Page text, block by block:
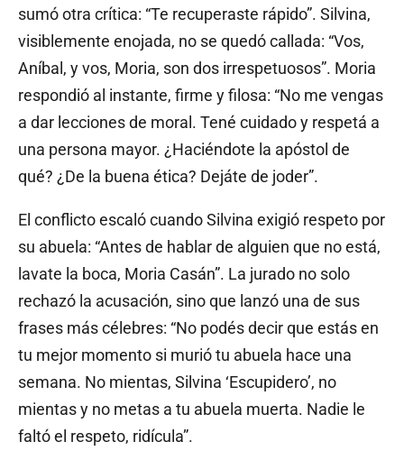
sumó otra crítica: “Te recuperaste rápido”. Silvina,
visiblemente enojada, no se quedó callada: “Vos,
Aníbal, y vos, Moria, son dos irrespetuosos”. Moria
respondió al instante, firme y filosa: “No me vengas
a dar lecciones de moral. Tené cuidado y respetá a
una persona mayor. ¿Haciéndote la apóstol de
qué? ¿De la buena ética? Dejáte de joder”.
El conflicto escaló cuando Silvina exigió respeto por
su abuela: “Antes de hablar de alguien que no está,
lavate la boca, Moria Casán”. La jurado no solo
rechazó la acusación, sino que lanzó una de sus
frases más célebres: “No podés decir que estás en
tu mejor momento si murió tu abuela hace una
semana. No mientas, Silvina ‘Escupidero’, no
mientas y no metas a tu abuela muerta. Nadie le
faltó el respeto, ridícula”.